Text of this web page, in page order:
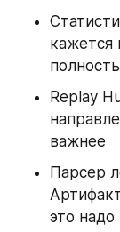
кажется
Replay
важнее
Парсер
это